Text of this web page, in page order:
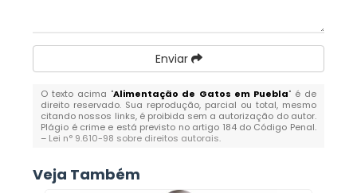
Enviar
O texto acima "Alimentação de Gatos em Puebla" é de
direito reservado. Sua reprodução, parcial ou total, mesmo
citando nossos links, é proibida sem a autorização do autor.
Plágio é crime e está previsto no artigo 184 do Código Penal.
– Lei n° 9.610-98 sobre direitos autorais.
Veja Também